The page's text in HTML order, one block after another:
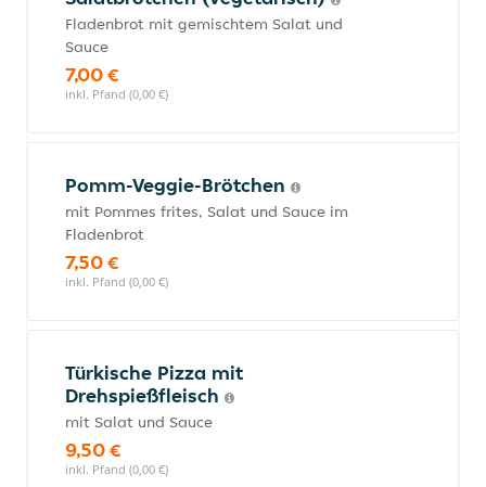
Fladenbrot mit gemischtem Salat und
Sauce
7,00 €
inkl. Pfand (0,00 €)
Pomm-Veggie-Brötchen
mit Pommes frites, Salat und Sauce im
Fladenbrot
7,50 €
inkl. Pfand (0,00 €)
Türkische Pizza mit
Drehspießfleisch
mit Salat und Sauce
9,50 €
inkl. Pfand (0,00 €)